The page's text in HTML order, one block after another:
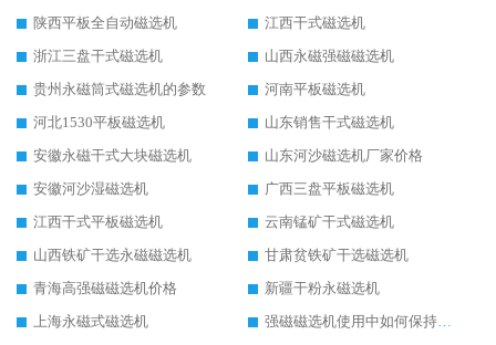
陕西平板全自动磁选机
江西干式磁选机
浙江三盘干式磁选机
山西永磁强磁磁选机
贵州永磁筒式磁选机的参数
河南平板磁选机
河北1530平板磁选机
山东销售干式磁选机
安徽永磁干式大块磁选机
山东河沙磁选机厂家价格
安徽河沙湿磁选机
广西三盘平板磁选机
江西干式平板磁选机
云南锰矿干式磁选机
山西铁矿干选永磁磁选机
甘肃贫铁矿干选磁选机
青海高强磁磁选机价格
新疆干粉永磁选机
上海永磁式磁选机
强磁磁选机使用中如何保持其顺畅运行